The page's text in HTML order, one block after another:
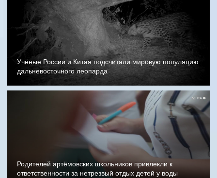
Учёные России и Китая подсчитали мировую популяцию
дальневосточного леопарда
Родителей артёмовских школьников привлекли к
ответственности за нетрезвый отдых детей у воды